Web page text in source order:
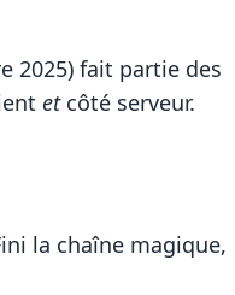
2025) fait partie des
etcôté serveur.
la chaîne magique,